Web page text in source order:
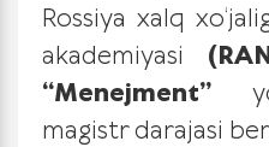
Rossiya xalq
akademiyasi
“Menejment”
magistr darajasi